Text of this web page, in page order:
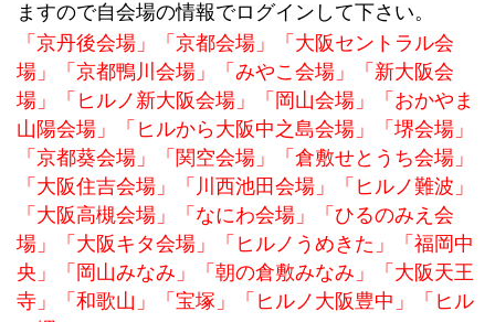
ますので自会場の情報でログインして下さい。
「京丹後会場」「京都会場」「大阪セントラル会
場」「京都鴨川会場」「みやこ会場」「新大阪会
場」「ヒルノ新大阪会場」「岡山会場」「おかやま
山陽会場」「ヒルから大阪中之島会場」「堺会場」
「京都葵会場」「関空会場」「倉敷せとうち会場」
「大阪住吉会場」「川西池田会場」「ヒルノ難波」
「大阪高槻会場」「なにわ会場」「ひるのみえ会
場」「大阪キタ会場」「ヒルノうめきた」「福岡中
央」「岡山みなみ」「朝の倉敷みなみ」「大阪天王
寺」「和歌山」「宝塚」「ヒルノ大阪豊中」「ヒル